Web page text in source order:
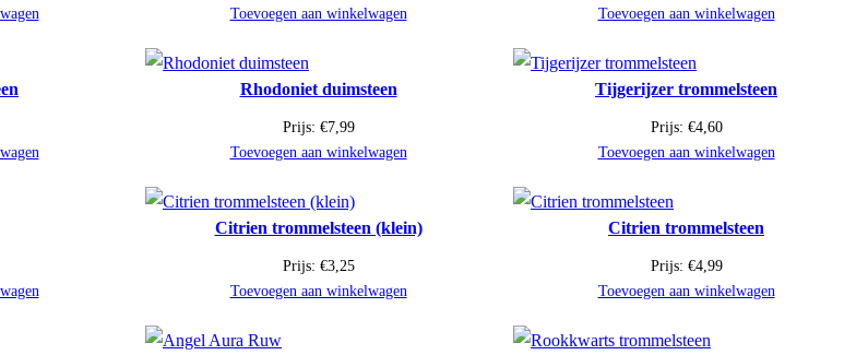
Toevoegen aan winkelwagen
Toevoegen aan winkelwagen
Rhodoniet duimsteen
Prijs: €7,99
Toevoegen aan winkelwagen
Tijgerijzer trommelsteen
Prijs: €4,60
Toevoegen aan winkelwagen
Citrien trommelsteen (klein)
Prijs: €3,25
Toevoegen aan winkelwagen
Citrien trommelsteen
Prijs: €4,99
Toevoegen aan winkelwagen